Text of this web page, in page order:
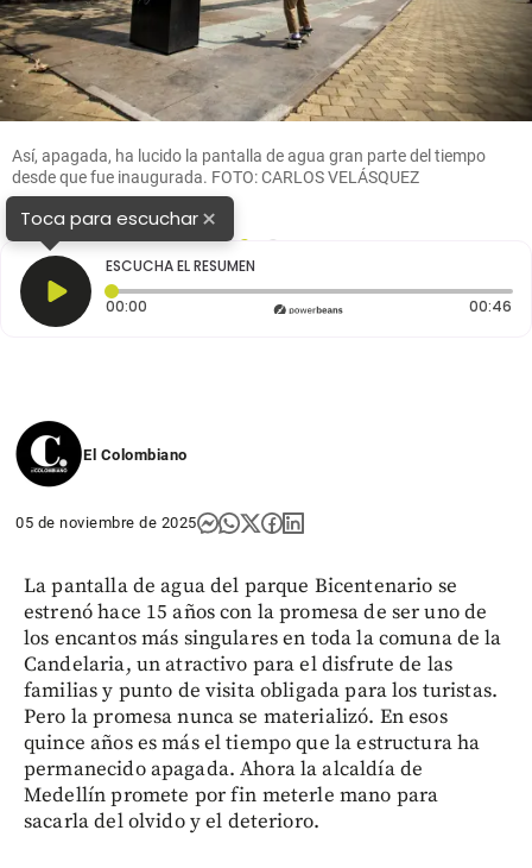
Así, apagada, ha lucido la pantalla de agua gran parte del tiempo
desde que fue inaugurada. FOTO: CARLOS VELÁSQUEZ
Toca para escuchar×
ESCUCHA EL RESUMEN
00:00 Tiempo transcurrido: 0 segundos 00:46
El Colombiano
05 de noviembre de 2025
La pantalla de agua del parque Bicentenario se
estrenó hace 15 años con la promesa de ser uno de
los encantos más singulares en toda la comuna de la
Candelaria, un atractivo para el disfrute de las
familias y punto de visita obligada para los turistas.
Pero la promesa nunca se materializó. En esos
quince años es más el tiempo que la estructura ha
permanecido apagada. Ahora la alcaldía de
Medellín promete por fin meterle mano para
sacarla del olvido y el deterioro.